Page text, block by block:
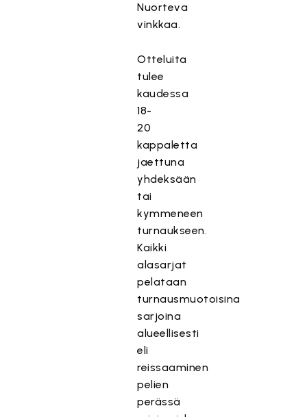
Nuorteva
vinkkaa.
Otteluita
tulee
kaudessa
18-
20
kappaletta
jaettuna
yhdeksään
tai
kymmeneen
turnaukseen.
Kaikki
alasarjat
pelataan
turnausmuotoisina
sarjoina
alueellisesti
eli
reissaaminen
pelien
perässä